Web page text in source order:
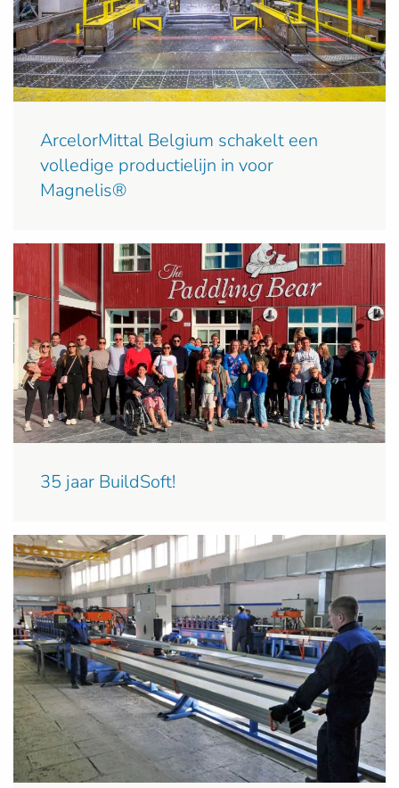
ArcelorMittal Belgium schakelt een
volledige productielijn in voor
Magnelis®
35 jaar BuildSoft!